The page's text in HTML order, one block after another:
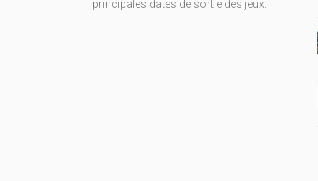
principales dates de sortie des jeux.